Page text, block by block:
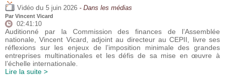
Vidéo du 5 juin 2026 - Dans les médias
Par Vincent Vicard
02:41:10
Auditionné par la Commission des finances de l’Assemblée
nationale, Vincent Vicard, adjoint au directeur au CEPII, livre ses
réflexions sur les enjeux de l’imposition minimale des grandes
entreprises multinationales et les défis de sa mise en œuvre à
l’échelle internationale.
Lire la suite >